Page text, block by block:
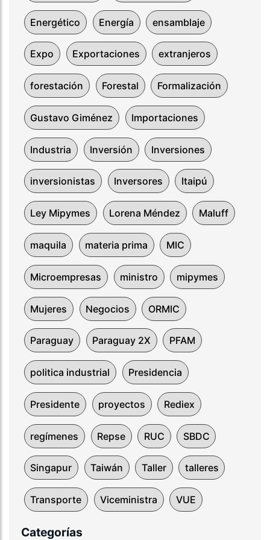
Energético Energía ensamblaje
Expo Exportaciones extranjeros
forestación Forestal Formalización
Gustavo Giménez Importaciones
Industria Inversión Inversiones
inversionistas Inversores Itaipú
Ley Mipymes Lorena Méndez Maluff
maquila materia prima MIC
Microempresas ministro mipymes
Mujeres Negocios ORMIC
Paraguay Paraguay 2X PFAM
politica industrial Presidencia
Presidente proyectos Rediex
regímenes Repse RUC SBDC
Singapur Taiwán Taller talleres
Transporte Viceministra VUE
Categorías